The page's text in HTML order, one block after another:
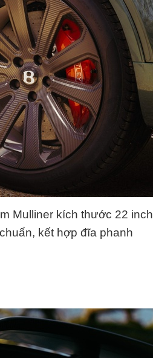
Mulliner kích thước 22 inch
kết hợp đĩa phanh